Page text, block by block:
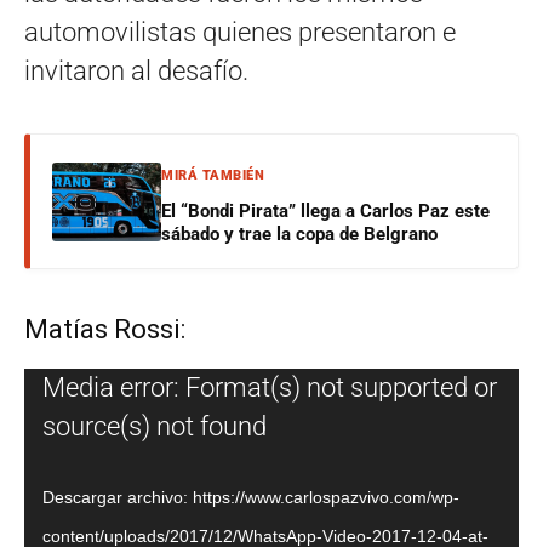
automovilistas quienes presentaron e
invitaron al desafío.
MIRÁ TAMBIÉN
El “Bondi Pirata” llega a Carlos Paz este
sábado y trae la copa de Belgrano
Matías Rossi:
Reproductor
de
Media error: Format(s) not supported or
source(s) not found
Descargar archivo: https://www.carlospazvivo.com/wp-
content/uploads/2017/12/WhatsApp-Video-2017-12-04-at-